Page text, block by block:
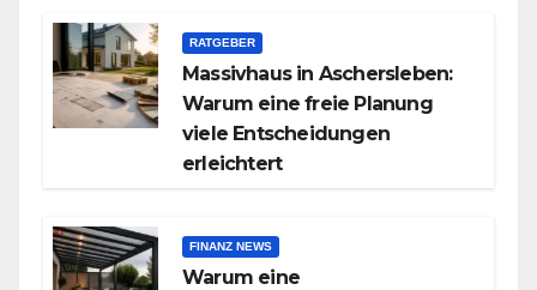
RATGEBER
Massivhaus in Aschersleben:
Warum eine freie Planung
viele Entscheidungen
erleichtert
FINANZ NEWS
Warum eine